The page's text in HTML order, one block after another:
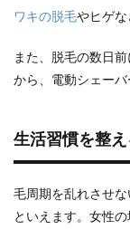
ワキの脱毛やヒゲな
また、脱毛の数日
から、電動シェーバ
生活習慣を整え
毛周期を乱れさせ
といえます。女性の